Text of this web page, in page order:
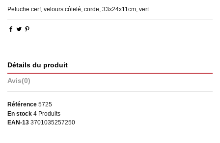
Peluche cerf, velours côtelé, corde, 33x24x11cm, vert
Détails du produit
Avis(0)
Référence 5725
En stock 4 Produits
EAN-13 3701035257250